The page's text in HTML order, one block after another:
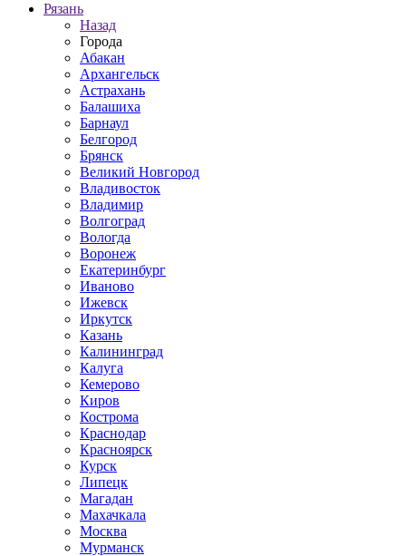
Рязань
Назад
Города
Абакан
Архангельск
Астрахань
Балашиха
Барнаул
Белгород
Брянск
Великий Новгород
Владивосток
Владимир
Волгоград
Вологда
Воронеж
Екатеринбург
Иваново
Ижевск
Иркутск
Казань
Калининград
Калуга
Кемерово
Киров
Кострома
Краснодар
Красноярск
Курск
Липецк
Магадан
Махачкала
Москва
Мурманск